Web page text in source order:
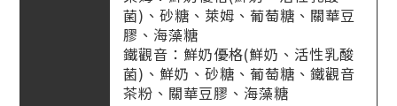
菌)、砂糖、萊姆、葡萄糖、關華豆
膠、海藻糖
鐵觀音：鮮奶優格(鮮奶、活性乳酸
菌)、鮮奶、砂糖、葡萄糖、鐵觀音
茶粉、關華豆膠、海藻糖